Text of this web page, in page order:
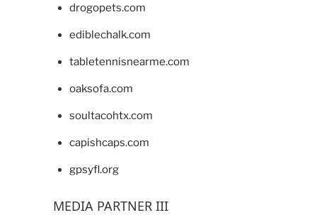
drogopets.com
ediblechalk.com
tabletennisnearme.com
oaksofa.com
soultacohtx.com
capishcaps.com
gpsyfl.org
MEDIA PARTNER III